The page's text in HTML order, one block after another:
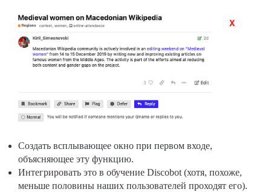
Создать всплывающее окно при первом входе,
объясняющее эту функцию.
Интегрировать это в обучение Discobot (хотя, похоже,
меньше половины наших пользователей проходят его).